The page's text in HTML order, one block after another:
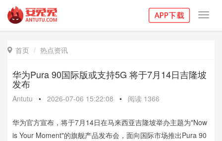
 首页 热点资讯
华为Pura 90国际版或支持5G 将于7月14日吉隆坡
发布
Antutu • 2026-07-06 15:22:08 • 阅读 1366
华为官方宣布，将于7月14日在马来西亚吉隆坡举办主题为"Now
is Your Moment"的旗舰产品发布会，面向国际市场推出Pura 90